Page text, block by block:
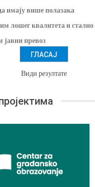
имају више полазака
лошег квалитета и стално
јавни превоз
Види резултате